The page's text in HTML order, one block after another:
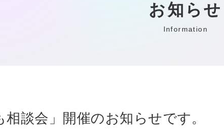
お知らせ
Information
談会」開催のお知らせです。